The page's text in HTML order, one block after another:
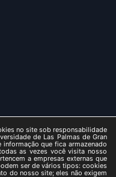
2021 -
no site sob responsabilidade
de Las Palmas de Gran
que fica armazenado
as vezes você visita nosso
a empresas externas que
ser de vários tipos: cookies
do nosso site; eles não exigem